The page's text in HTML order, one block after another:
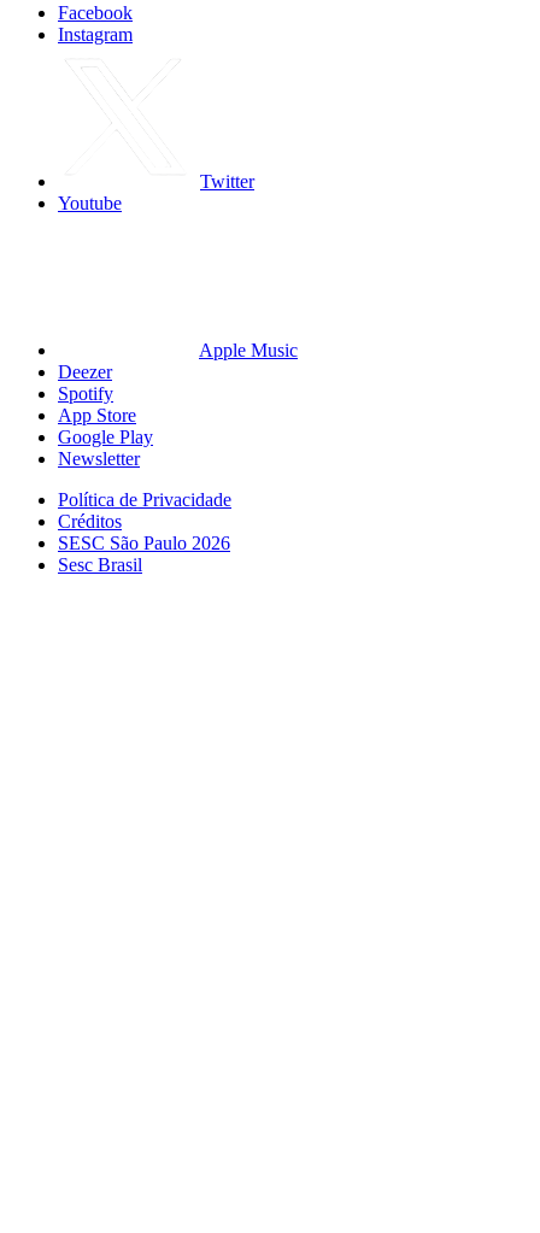
Facebook
Instagram
Twitter
Youtube
Apple Music
Deezer
Spotify
App Store
Google Play
Newsletter
Política de Privacidade
Créditos
SESC São Paulo 2026
Sesc Brasil